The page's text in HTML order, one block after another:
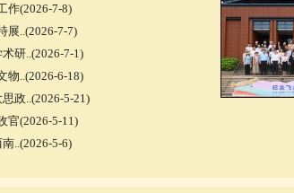
作(2026-7-8)
..(2026-7-7)
研..(2026-7-1)
..(2026-6-18)
政..(2026-5-21)
官(2026-5-11)
..(2026-5-6)